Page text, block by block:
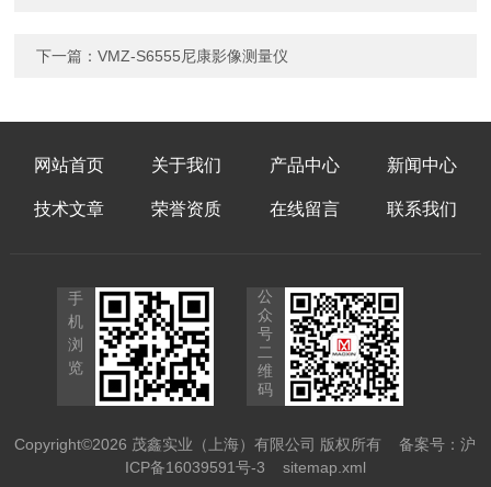
下一篇：VMZ-S6555尼康影像测量仪
网站首页 关于我们 产品中心 新闻中心
技术文章 荣誉资质 在线留言 联系我们
手
机
浏
览
公
众
号
二
维
码
Copyright©2026 茂鑫实业（上海）有限公司 版权所有备案号：沪
ICP备16039591号-3
sitemap.xml